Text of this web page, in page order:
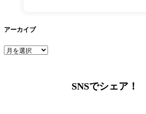
アーカイブ
ア
SNSでシェア！